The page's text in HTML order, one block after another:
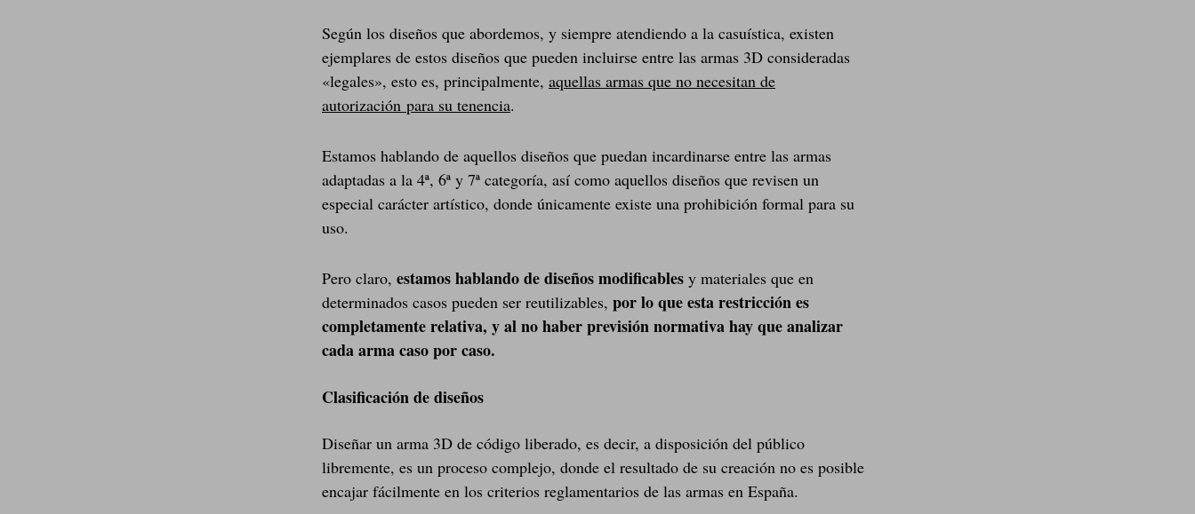
Según los diseños que abordemos, y siempre atendiendo a la casuística, existen
ejemplares de estos diseños que pueden incluirse entre las armas 3D consideradas
«legales», esto es, principalmente, aquellas armas que no necesitan de
autorización para su tenencia.
Estamos hablando de aquellos diseños que puedan incardinarse entre las armas
adaptadas a la 4ª, 6ª y 7ª categoría, así como aquellos diseños que revisen un
especial carácter artístico, donde únicamente existe una prohibición formal para su
uso.
Pero claro, estamos hablando de diseños modificables y materiales que en
determinados casos pueden ser reutilizables, por lo que esta restricción es
completamente relativa, y al no haber previsión normativa hay que analizar
cada arma caso por caso.
Clasificación de diseños
Diseñar un arma 3D de código liberado, es decir, a disposición del público
libremente, es un proceso complejo, donde el resultado de su creación no es posible
encajar fácilmente en los criterios reglamentarios de las armas en España.